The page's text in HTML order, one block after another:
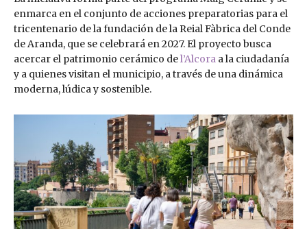
enmarca en el conjunto de acciones preparatorias para el
tricentenario de la fundación de la Reial Fàbrica del Conde
de Aranda, que se celebrará en 2027. El proyecto busca
acercar el patrimonio cerámico del’Alcora a la ciudadanía
y a quienes visitan el municipio, a través de una dinámica
moderna, lúdica y sostenible.